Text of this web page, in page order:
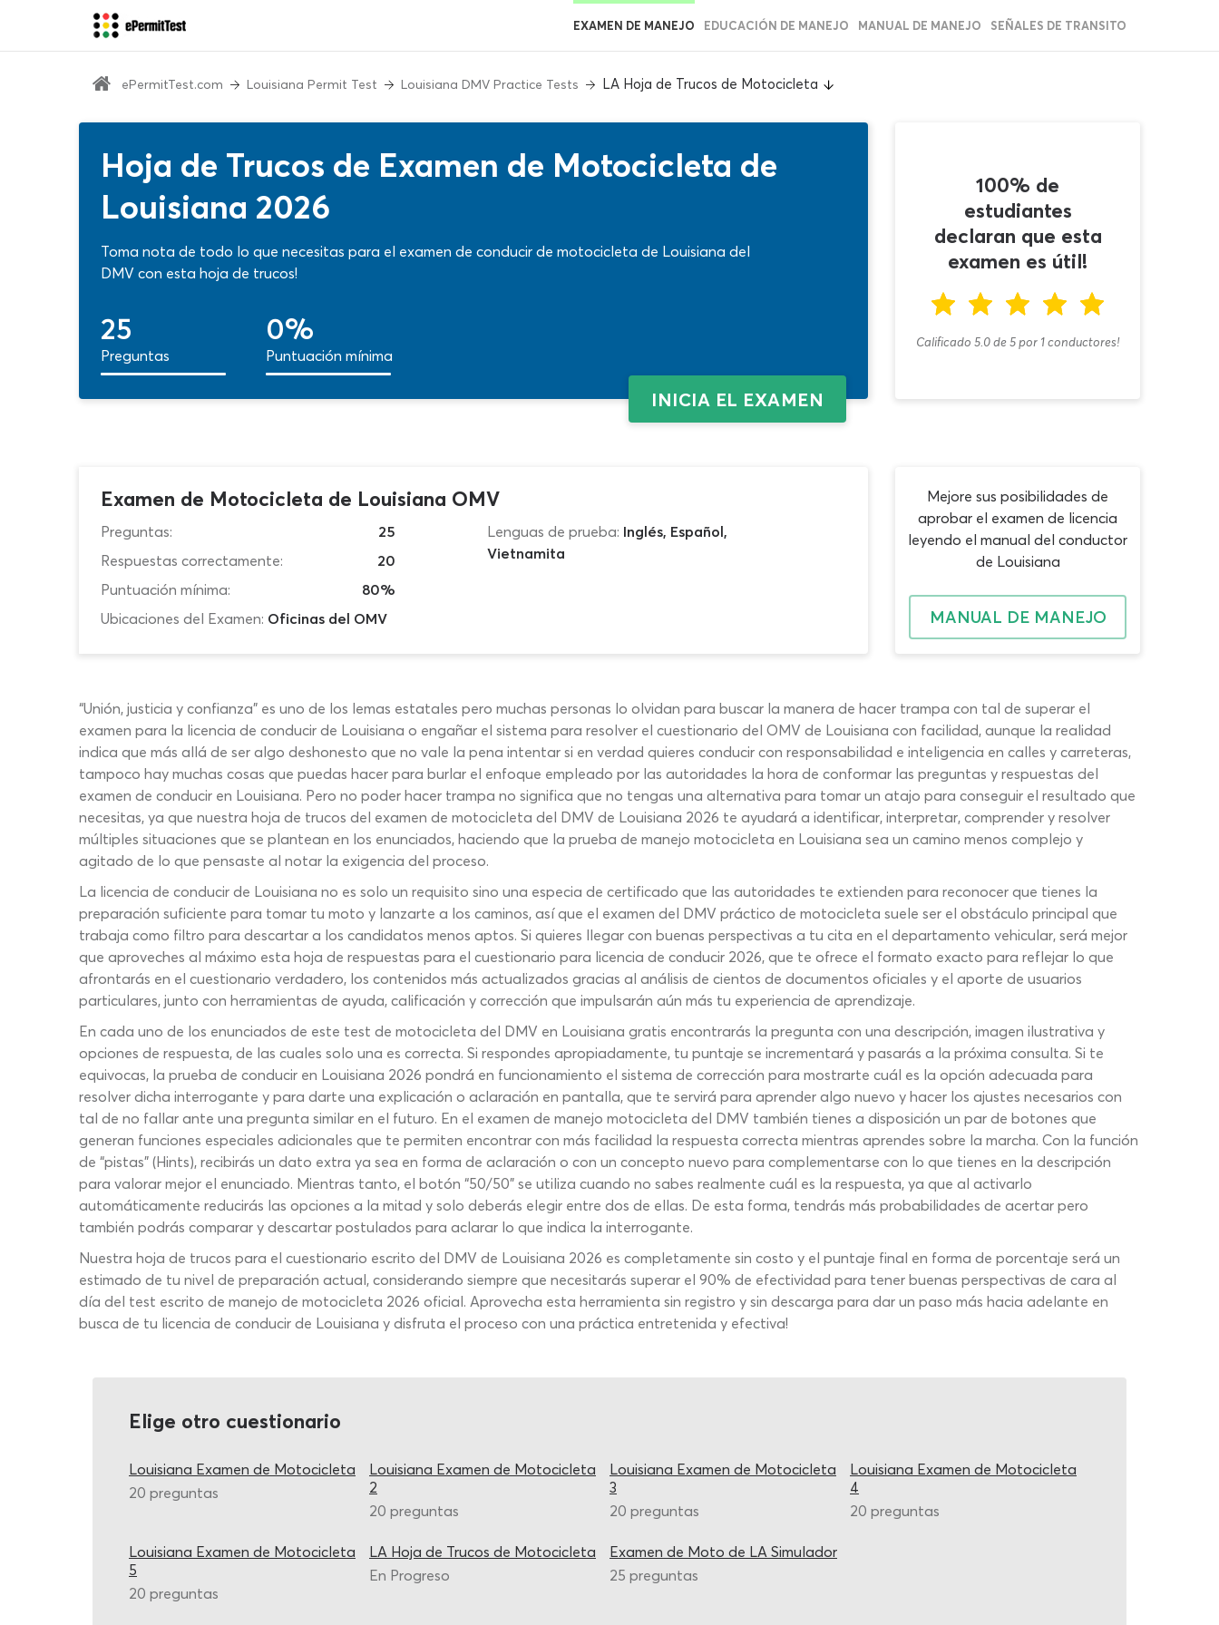
EXAMEN DE MANEJO EDUCACIÓN DE MANEJO MANUAL DE MANEJO SEÑALES DE TRANSITO
ePermitTest.com Louisiana Permit Test Louisiana DMV Practice Tests LA Hoja de Trucos de Motocicleta
Hoja de Trucos de Examen de Motocicleta de
Louisiana 2026
Toma nota de todo lo que necesitas para el examen de conducir de motocicleta de Louisiana del
DMV con esta hoja de trucos!
25
Preguntas
0%
Puntuación mínima
INICIA EL EXAMEN
100% de
estudiantes
declaran que esta
examen es útil!
Calificado 5.0de5 por 1conductores!
Examen de Motocicleta de Louisiana OMV
Preguntas:
25
Respuestas correctamente:
20
Puntuación mínima:
80%
Ubicaciones del Examen: Oficinas del OMV
Lenguas de prueba: Inglés, Español,
Vietnamita
Mejore sus posibilidades de
aprobar el examen de licencia
leyendo el manual del conductor
de Louisiana
MANUAL DE MANEJO
“Unión, justicia y confianza” es uno de los lemas estatales pero muchas personas lo olvidan para buscar la manera de hacer trampa con tal de superar el
examen para la licencia de conducir de Louisiana o engañar el sistema para resolver el cuestionario del OMV de Louisiana con facilidad, aunque la realidad
indica que más allá de ser algo deshonesto que no vale la pena intentar si en verdad quieres conducir con responsabilidad e inteligencia en calles y carreteras,
tampoco hay muchas cosas que puedas hacer para burlar el enfoque empleado por las autoridades la hora de conformar las preguntas y respuestas del
examen de conducir en Louisiana. Pero no poder hacer trampa no significa que no tengas una alternativa para tomar un atajo para conseguir el resultado que
necesitas, ya que nuestra hoja de trucos del examen de motocicleta del DMV de Louisiana 2026 te ayudará a identificar, interpretar, comprender y resolver
múltiples situaciones que se plantean en los enunciados, haciendo que la prueba de manejo motocicleta en Louisiana sea un camino menos complejo y
agitado de lo que pensaste al notar la exigencia del proceso.
La licencia de conducir de Louisiana no es solo un requisito sino una especia de certificado que las autoridades te extienden para reconocer que tienes la
preparación suficiente para tomar tu moto y lanzarte a los caminos, así que el examen del DMV práctico de motocicleta suele ser el obstáculo principal que
trabaja como filtro para descartar a los candidatos menos aptos. Si quieres llegar con buenas perspectivas a tu cita en el departamento vehicular, será mejor
que aproveches al máximo esta hoja de respuestas para el cuestionario para licencia de conducir 2026, que te ofrece el formato exacto para reflejar lo que
afrontarás en el cuestionario verdadero, los contenidos más actualizados gracias al análisis de cientos de documentos oficiales y el aporte de usuarios
particulares, junto con herramientas de ayuda, calificación y corrección que impulsarán aún más tu experiencia de aprendizaje.
En cada uno de los enunciados de este test de motocicleta del DMV en Louisiana gratis encontrarás la pregunta con una descripción, imagen ilustrativa y
opciones de respuesta, de las cuales solo una es correcta. Si respondes apropiadamente, tu puntaje se incrementará y pasarás a la próxima consulta. Si te
equivocas, la prueba de conducir en Louisiana 2026 pondrá en funcionamiento el sistema de corrección para mostrarte cuál es la opción adecuada para
resolver dicha interrogante y para darte una explicación o aclaración en pantalla, que te servirá para aprender algo nuevo y hacer los ajustes necesarios con
tal de no fallar ante una pregunta similar en el futuro. En el examen de manejo motocicleta del DMV también tienes a disposición un par de botones que
generan funciones especiales adicionales que te permiten encontrar con más facilidad la respuesta correcta mientras aprendes sobre la marcha. Con la función
de “pistas” (Hints), recibirás un dato extra ya sea en forma de aclaración o con un concepto nuevo para complementarse con lo que tienes en la descripción
para valorar mejor el enunciado. Mientras tanto, el botón “50/50” se utiliza cuando no sabes realmente cuál es la respuesta, ya que al activarlo
automáticamente reducirás las opciones a la mitad y solo deberás elegir entre dos de ellas. De esta forma, tendrás más probabilidades de acertar pero
también podrás comparar y descartar postulados para aclarar lo que indica la interrogante.
Nuestra hoja de trucos para el cuestionario escrito del DMV de Louisiana 2026 es completamente sin costo y el puntaje final en forma de porcentaje será un
estimado de tu nivel de preparación actual, considerando siempre que necesitarás superar el 90% de efectividad para tener buenas perspectivas de cara al
día del test escrito de manejo de motocicleta 2026 oficial. Aprovecha esta herramienta sin registro y sin descarga para dar un paso más hacia adelante en
busca de tu licencia de conducir de Louisiana y disfruta el proceso con una práctica entretenida y efectiva!
Elige otro cuestionario
Louisiana Examen de Motocicleta
20 preguntas
Louisiana Examen de Motocicleta
2
20 preguntas
Louisiana Examen de Motocicleta
3
20 preguntas
Louisiana Examen de Motocicleta
4
20 preguntas
Louisiana Examen de Motocicleta
5
20 preguntas
LA Hoja de Trucos de Motocicleta
En Progreso
Examen de Moto de LA Simulador
25 preguntas